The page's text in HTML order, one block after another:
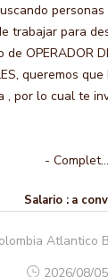
trabajar para
de OPERADOR
queremos
, por lo cual te
- Complet...
Salario : a
Atlantico
2026/08/05